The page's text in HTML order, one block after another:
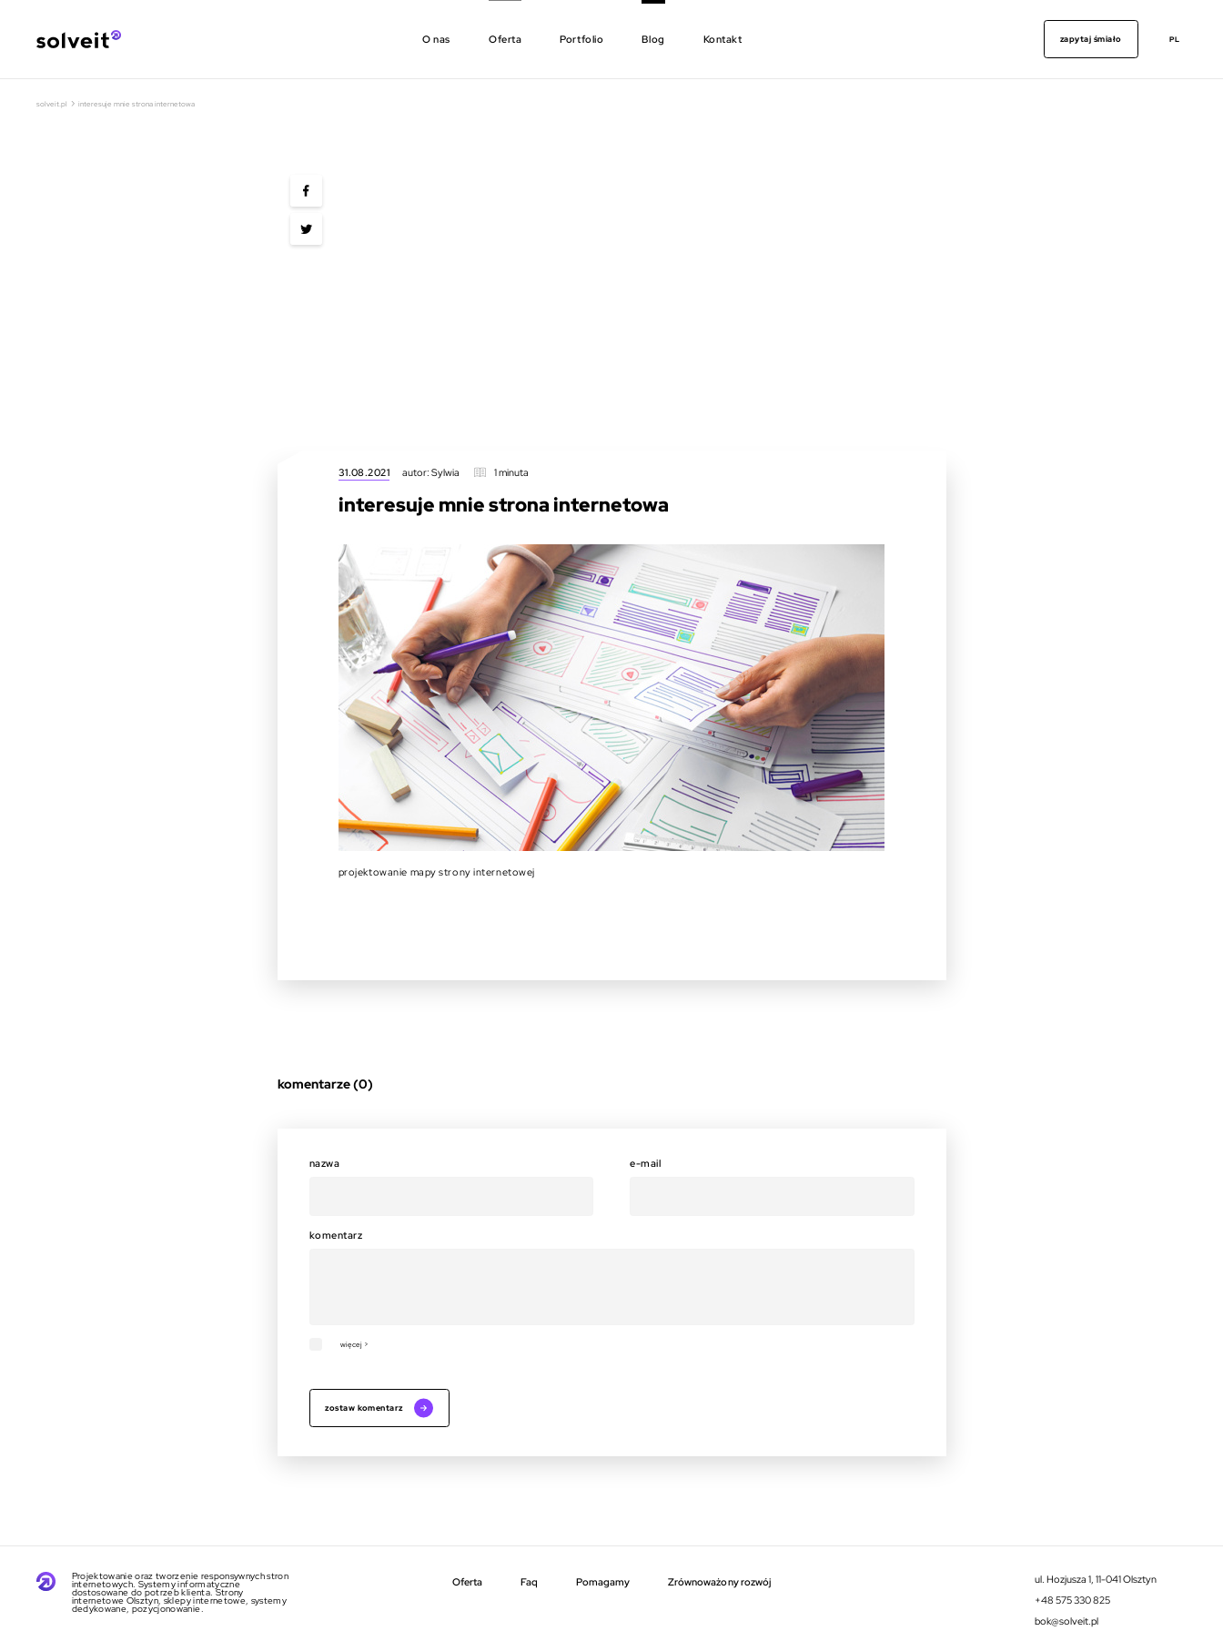
O nas Oferta Portfolio Blog Kontakt zapytaj śmiało PL
solveit.pl › interesuje mnie strona internetowa
31.08.2021 autor: Sylwia 1 minuta
interesuje mnie strona internetowa
projektowanie mapy strony internetowej
komentarze (0)
komentarz
więcej >
nazwa e-mail
zostaw komentarz
Projektowanie oraz tworzenie responsywnych stron
internetowych. Systemy informatyczne
dostosowane do potrzeb klienta. Strony
internetowe Olsztyn, sklepy internetowe, systemy
dedykowane, pozycjonowanie.
Oferta faq pomagamy zrównoważony rozwój
ul. Hozjusza 1, 11-041 Olsztyn
+48 575 330 825
bok@solveit.pl